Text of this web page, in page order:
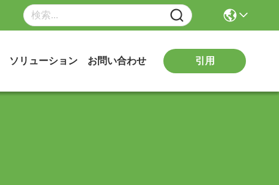
ソリューション お問い合わせ 引用